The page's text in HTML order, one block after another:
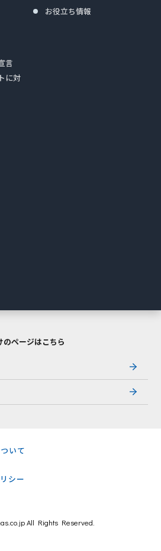
言
に対
お役立ち情報
ページはこちら
いて
シー
All Rights Reserved.